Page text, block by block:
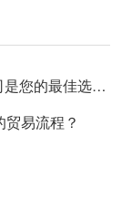
为什么成都的会议会展公司是您的最佳选择？
易流程？